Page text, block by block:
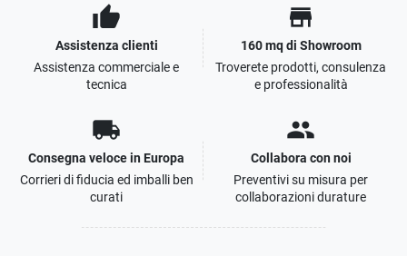
thumb_up
Assistenza clienti
Assistenza commerciale e
tecnica
store
160 mq di Showroom
Troverete prodotti, consulenza
e professionalità
local_shipping
Consegna veloce in Europa
Corrieri di fiducia ed imballi ben
curati
people
Collabora con noi
Preventivi su misura per
collaborazioni durature